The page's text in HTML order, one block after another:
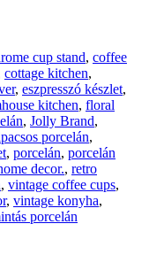
cup stand, coffee
cottage kitchen,
, eszpresszó készlet,
kitchen, floral
, Jolly Brand,
porcelán,
, porcelán, porcelán
decor., retro
, vintage coffee cups,
, vintage konyha,
porcelán